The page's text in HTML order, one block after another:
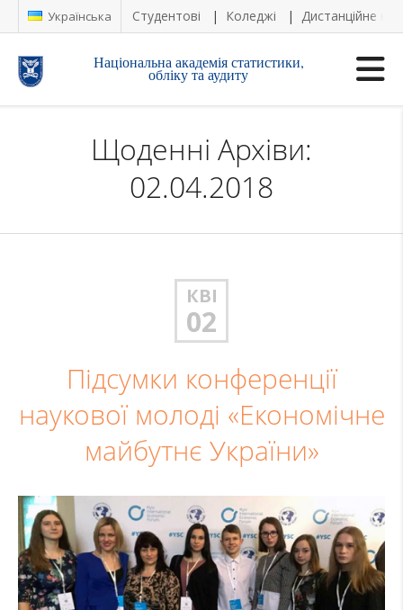
Українська Студентові Коледжі Дистанційне
Національна академія статистики,
обліку та аудиту
Щоденні Архіви:
02.04.2018
КВІ
02
Підсумки конференції
наукової молоді «Економічне
майбутнє України»